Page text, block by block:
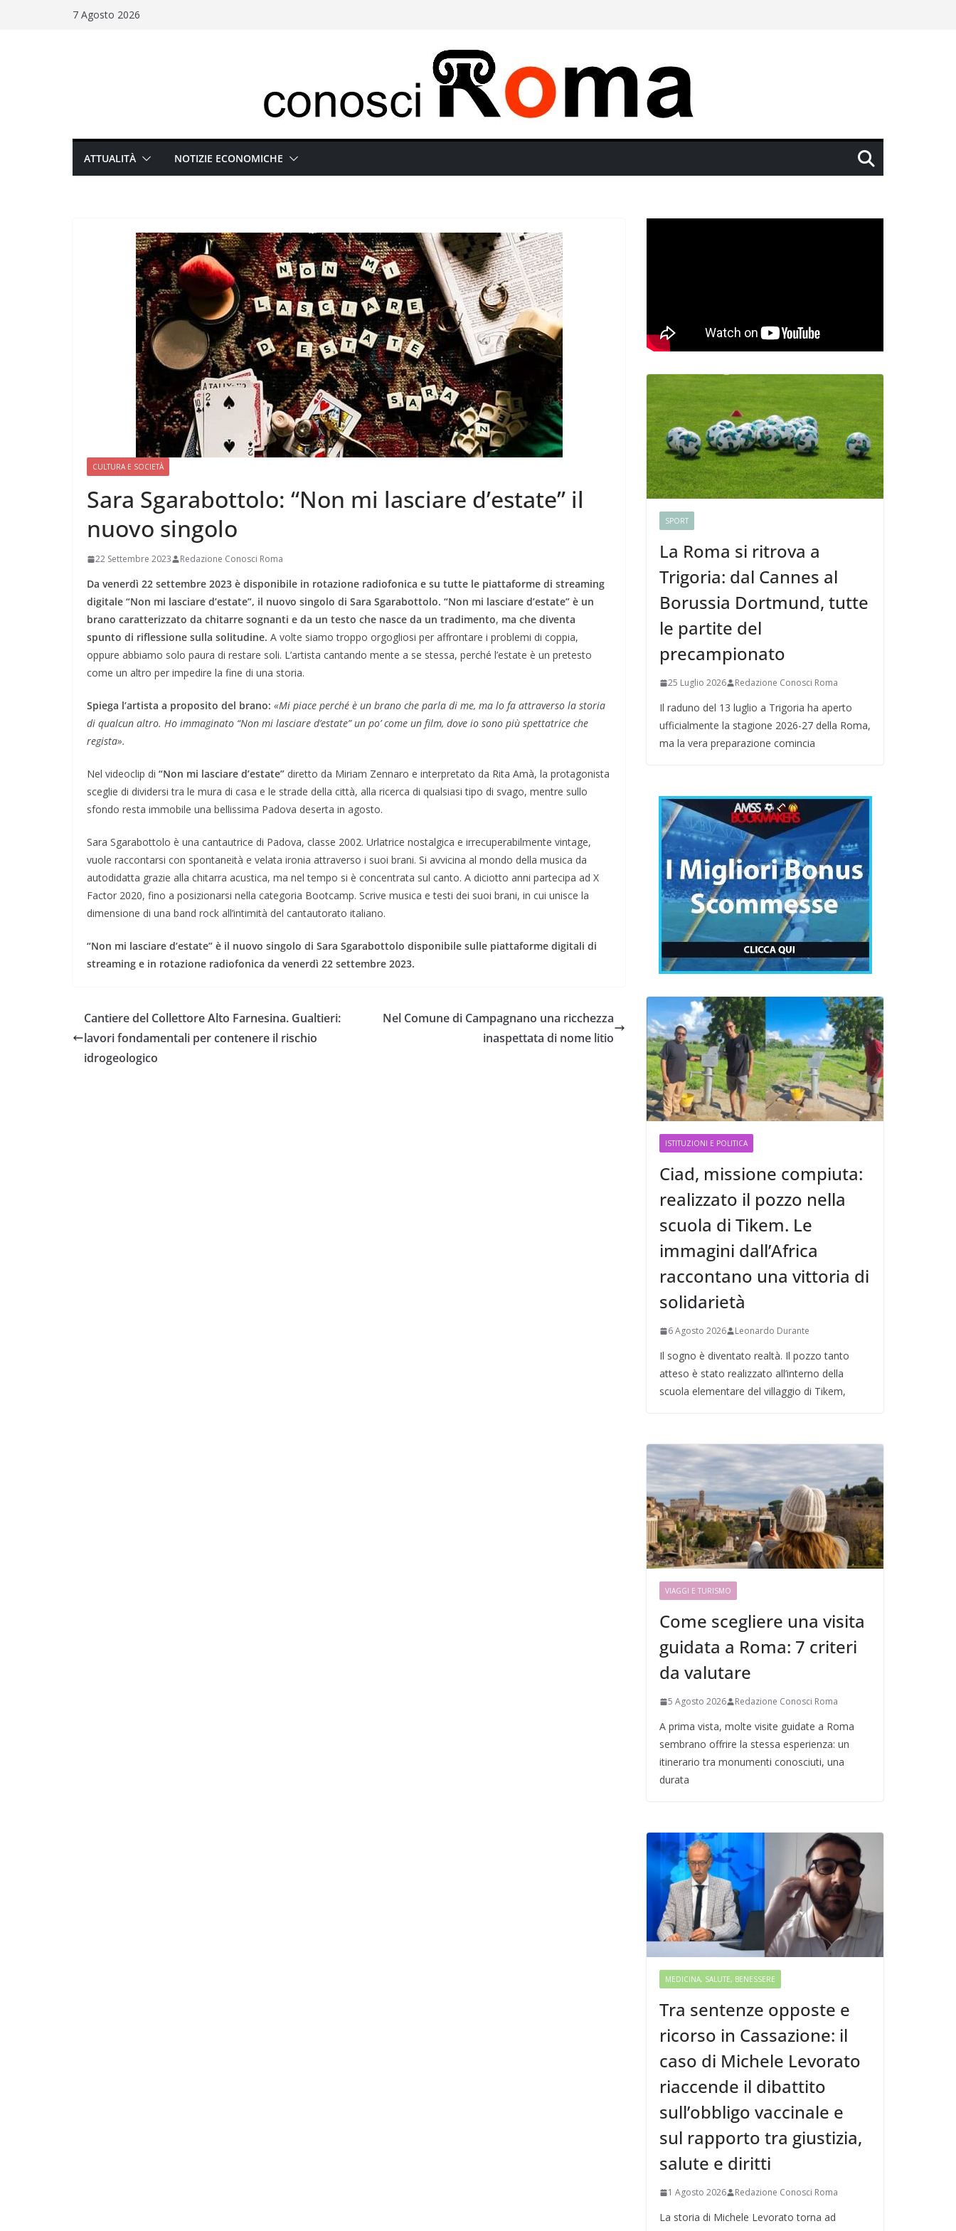
7 Agosto 2026
ATTUALITÀ NOTIZIE ECONOMICHE
CULTURA E SOCIETÀ
Sara Sgarabottolo: “Non mi lasciare d’estate” il
nuovo singolo
22 Settembre 2023 Redazione Conosci Roma
Da venerdì 22 settembre 2023 è disponibile in rotazione radiofonica e su tutte le piattaforme di streaming
digitale “Non mi lasciare d’estate”, il nuovo singolo di Sara Sgarabottolo. “Non mi lasciare d’estate” è un
brano caratterizzato da chitarre sognanti e da un testo che nasce da un tradimento, ma che diventa
spunto di riflessione sulla solitudine. A volte siamo troppo orgogliosi per affrontare i problemi di coppia,
oppure abbiamo solo paura di restare soli. L’artista cantando mente a se stessa, perché l’estate è un pretesto
come un altro per impedire la fine di una storia.
Spiega l’artista a proposito del brano: «Mi piace perché è un brano che parla di me, ma lo fa attraverso la storia
di qualcun altro. Ho immaginato “Non mi lasciare d’estate” un po’ come un film, dove io sono più spettatrice che
regista».
Nel videoclip di “Non mi lasciare d’estate” diretto da Miriam Zennaro e interpretato da Rita Amà, la protagonista
sceglie di dividersi tra le mura di casa e le strade della città, alla ricerca di qualsiasi tipo di svago, mentre sullo
sfondo resta immobile una bellissima Padova deserta in agosto.
Sara Sgarabottolo è una cantautrice di Padova, classe 2002. Urlatrice nostalgica e irrecuperabilmente vintage,
vuole raccontarsi con spontaneità e velata ironia attraverso i suoi brani. Si avvicina al mondo della musica da
autodidatta grazie alla chitarra acustica, ma nel tempo si è concentrata sul canto. A diciotto anni partecipa ad X
Factor 2020, fino a posizionarsi nella categoria Bootcamp. Scrive musica e testi dei suoi brani, in cui unisce la
dimensione di una band rock all’intimità del cantautorato italiano.
“Non mi lasciare d’estate” è il nuovo singolo di Sara Sgarabottolo disponibile sulle piattaforme digitali di
streaming e in rotazione radiofonica da venerdì 22 settembre 2023.
Cantiere del Collettore Alto Farnesina. Gualtieri:
lavori fondamentali per contenere il rischio
idrogeologico
Nel Comune di Campagnano una ricchezza
inaspettata di nome litio
SPORT
La Roma si ritrova a
Trigoria: dal Cannes al
Borussia Dortmund, tutte
le partite del
precampionato
25 Luglio 2026 Redazione Conosci Roma
Il raduno del 13 luglio a Trigoria ha aperto
ufficialmente la stagione 2026-27 della Roma,
ma la vera preparazione comincia
ISTITUZIONI E POLITICA
Ciad, missione compiuta:
realizzato il pozzo nella
scuola di Tikem. Le
immagini dall’Africa
raccontano una vittoria di
solidarietà
6 Agosto 2026 Leonardo Durante
Il sogno è diventato realtà. Il pozzo tanto
atteso è stato realizzato all’interno della
scuola elementare del villaggio di Tikem,
VIAGGI E TURISMO
Come scegliere una visita
guidata a Roma: 7 criteri
da valutare
5 Agosto 2026 Redazione Conosci Roma
A prima vista, molte visite guidate a Roma
sembrano offrire la stessa esperienza: un
itinerario tra monumenti conosciuti, una
durata
MEDICINA, SALUTE, BENESSERE
Tra sentenze opposte e
ricorso in Cassazione: il
caso di Michele Levorato
riaccende il dibattito
sull’obbligo vaccinale e
sul rapporto tra giustizia,
salute e diritti
1 Agosto 2026 Redazione Conosci Roma
La storia di Michele Levorato torna ad